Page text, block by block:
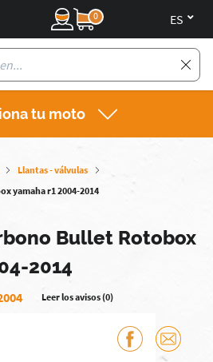
0
tu moto
Llantas - válvulas
yamaha r1 2004-2014
Bullet Rotobox
2014
Leer los avisos (0)